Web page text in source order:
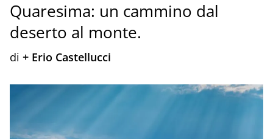
Quaresima: un cammino dal
deserto al monte.
di + Erio Castellucci